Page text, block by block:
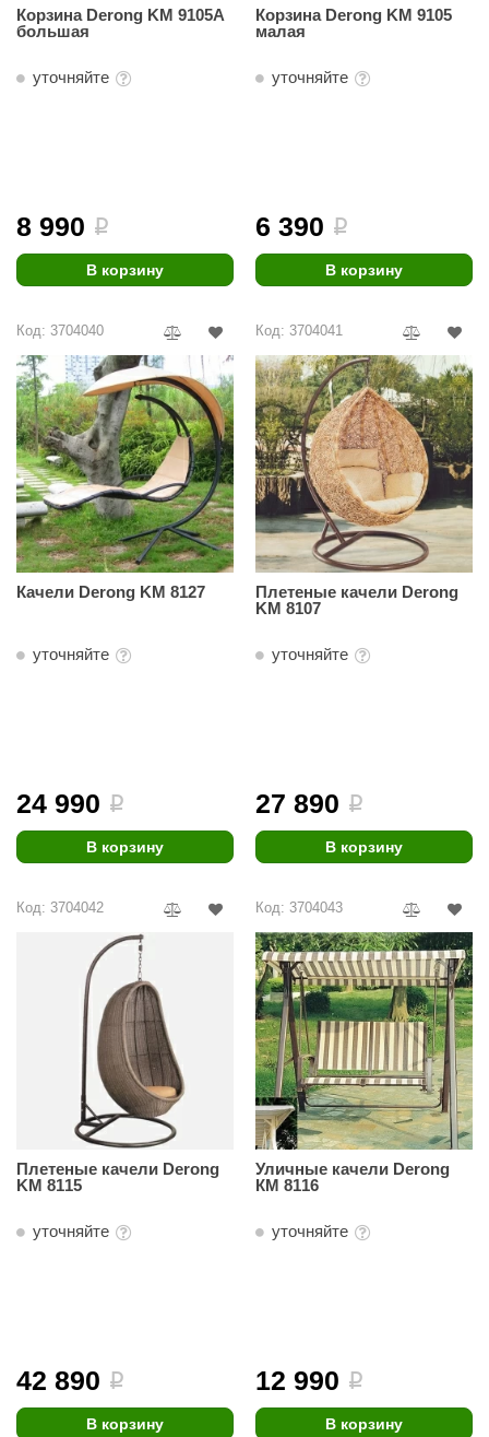
Корзина Derong KM 9105A
большая
уточняйте
8 990 i
В корзину
Корзина Derong KM 9105
малая
уточняйте
6 390 i
В корзину
Код: 3704040
Качели Derong KM 8127
уточняйте
24 990 i
В корзину
Код: 3704041
Плетеные качели Derong
KM 8107
уточняйте
27 890 i
В корзину
Код: 3704042
Плетеные качели Derong
KM 8115
уточняйте
42 890 i
В корзину
Код: 3704043
Уличные качели Derong
КМ 8116
уточняйте
12 990 i
В корзину